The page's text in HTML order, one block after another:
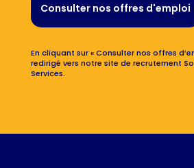
Consulter nos offres d'emploi
En cliquant sur « Consulter nos offres
redirigé vers notre site de recrutement
Services.